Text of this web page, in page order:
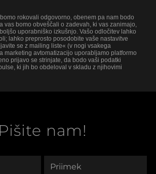
rokovali odgovorno, obenem pa nam bodo
vas bomo obveščali o zadevah, ki vas zanimajo,
uporabniško izkušnjo. Vašo odločitev lahko
lahko preprosto posodobite vaše nastavitve
se z mailing liste« (v nogi vsakega
marketing avtomatizacijo uporabljamo platformo
prijavo se strinjate, da bodo vaši podatki
ki jih bo obdeloval v skladu z njihovimi
Pišite nam!